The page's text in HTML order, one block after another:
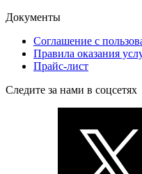
Документы
Соглашение с
Правила оказания
Прайс-лист
Следите за нами в соцсетях